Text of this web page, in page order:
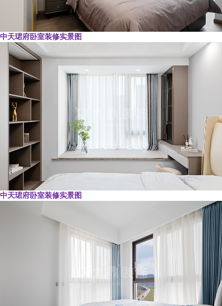
中天珺府卧室装修实景图
中天珺府卧室装修实景图